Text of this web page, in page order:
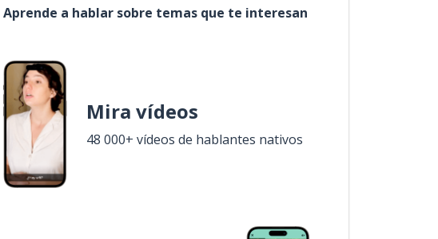
Aprende a hablar sobre temas que te interesan
Mira vídeos
48 000+ vídeos de hablantes nativos